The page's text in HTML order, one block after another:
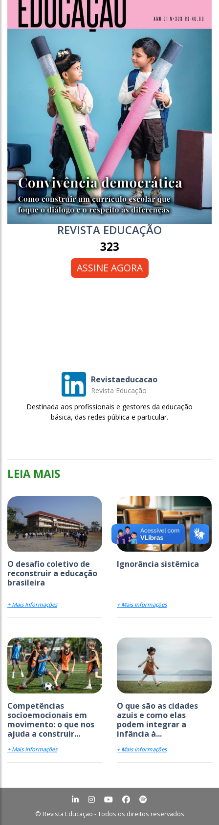
REVISTA EDUCAÇÃO
323
ASSINE AGORA
Revistaeducacao
Revista Educação
Destinada aos profissionais e gestores da educação
básica, das redes pública e particular.
LEIA MAIS
O desafio coletivo de
reconstruir a educação
brasileira
+ Mais Informações
Ignorância sistêmica
+ Mais Informações
Competências
socioemocionais em
movimento: o que nos
ajuda a construir...
+ Mais Informações
O que são as cidades
azuis e como elas
podem integrar a
infância à...
+ Mais Informações
© Revista Educação - Todos os direitos reservados